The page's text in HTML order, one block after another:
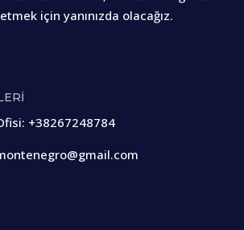
için yanınızda olacağız.
: +38267248784